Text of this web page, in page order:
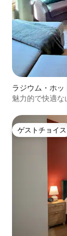
ラジウム・ホッ
ン・アパート
魅力的で快適
ゲストチョイス
ゲストチョイス